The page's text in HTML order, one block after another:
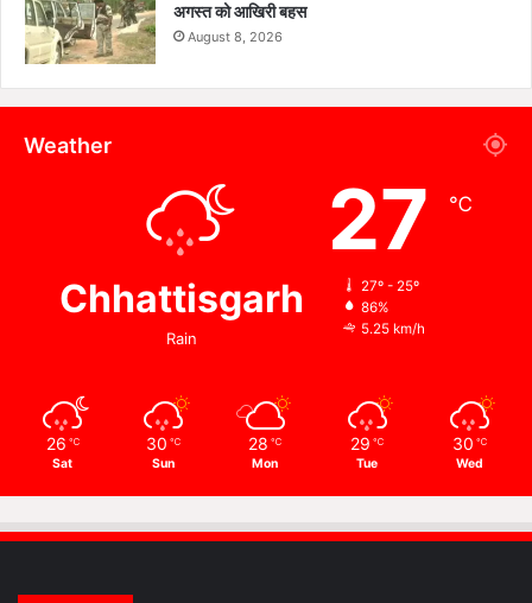
अगस्त को आखिरी बहस
August 8, 2026
Weather
Chhattisgarh
Rain
27 ℃
27º - 25º
86%
5.25 km/h
26 ℃
Sat
30 ℃
Sun
28 ℃
Mon
29 ℃
Tue
30 ℃
Wed